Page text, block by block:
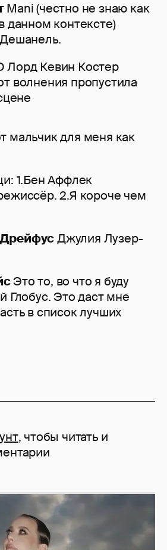
Mani (честно не знаю как
данном контексте)
Лорд Кевин Костер
волнения пропустила
мальчик для меня как
1.Бен Аффлек
2.Я короче чем
Джулия Лузер-
Это то, во что я буду
Глобус. Это даст мне
в список лучших
, чтобы читать и